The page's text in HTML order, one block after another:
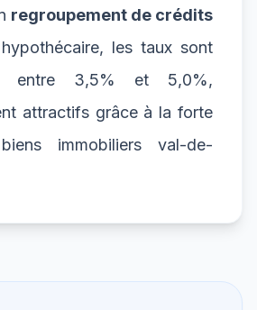
regroupement de crédits
hypothécaire, les taux sont
entre 3,5% et 5,0%,
attractifs grâce à la forte
immobiliers val-de-